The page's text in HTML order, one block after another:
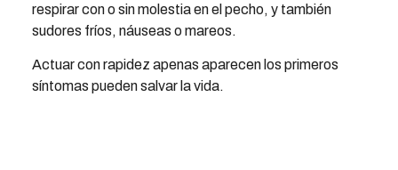
respirar con o sin molestia en el pecho, y también
sudores fríos, náuseas o mareos.
Actuar con rapidez apenas aparecen los primeros
síntomas pueden salvar la vida.